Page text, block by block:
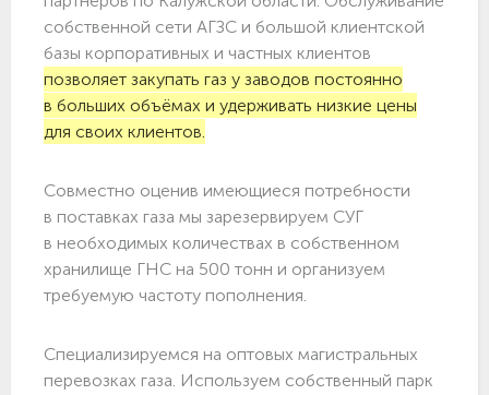
собственной сети АГЗС и большой клиентской
базы корпоративных и частных клиентов
позволяет закупать газ у заводов постоянно
в больших объёмах и удерживать низкие цены
для своих клиентов.
Совместно оценив имеющиеся потребности
в поставках газа мы зарезервируем СУГ
в необходимых количествах в собственном
хранилище ГНС на 500 тонн и организуем
требуемую частоту пополнения.
Специализируемся на оптовых магистральных
перевозках газа. Используем собственный парк